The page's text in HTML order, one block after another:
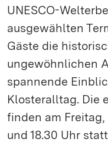
UNESCO-
ausgewählten
Gäste die
ungewöhnlichen
spannende
Klosteralltag. Die
finden am Freitag,
und 18.30 Uhr